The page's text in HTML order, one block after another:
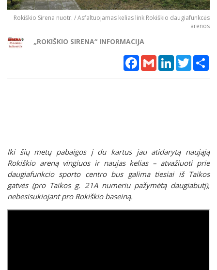
Rokiškio Sirena nuotr. / Asfaltuojamas kelias link Rokiškio daugiafunkcės
arenos
„ROKIŠKIO SIRENA“ INFORMACIJA
Facebook
Gmail LinkedInTwitter
Iki šių metų pabaigos į du kartus jau atidarytą naująją
Rokiškio areną vingiuos ir naujas kelias – atvažiuoti prie
daugiafunkcio sporto centro bus galima tiesiai iš Taikos
gatvės (pro Taikos g. 21A numeriu pažymėtą daugiabutį),
nebesisukiojant pro Rokiškio baseiną.